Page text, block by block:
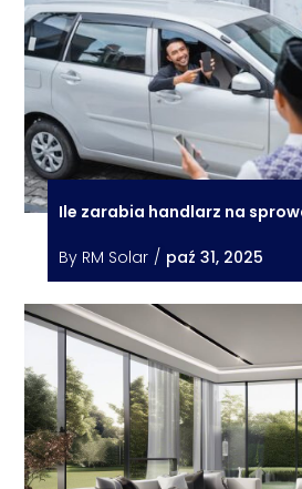
Ile zarabia handlarz na
By RM Solar / paź 31, 2025